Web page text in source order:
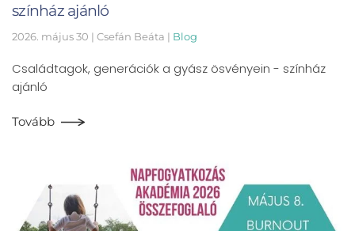
színház ajánló
2026. május 30 | Csefán Beáta | Blog
Családtagok, generációk a gyász ösvényein - színház
ajánló
Tovább